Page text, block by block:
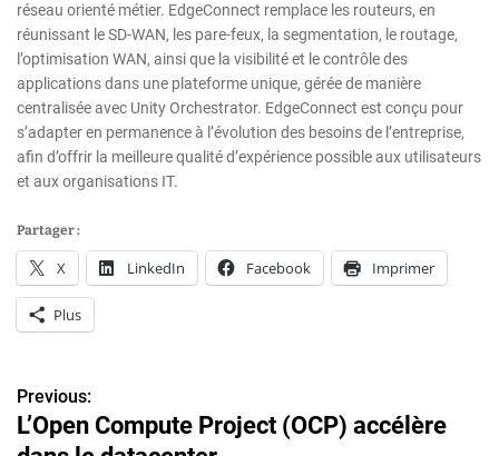
réseau orienté métier. EdgeConnect remplace les routeurs, en
réunissant le SD-WAN, les pare-feux, la segmentation, le routage,
l’optimisation WAN, ainsi que la visibilité et le contrôle des
applications dans une plateforme unique, gérée de manière
centralisée avec Unity Orchestrator. EdgeConnect est conçu pour
s’adapter en permanence à l’évolution des besoins de l’entreprise,
afin d’offrir la meilleure qualité d’expérience possible aux utilisateurs
et aux organisations IT.
Partager :
X LinkedIn Facebook Imprimer
Plus
N
a
Previous:
L’Open Compute Project (OCP) accélère